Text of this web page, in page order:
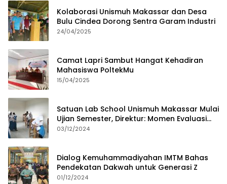
Kolaborasi Unismuh Makassar dan Desa
Bulu Cindea Dorong Sentra Garam Industri
24/04/2025
Camat Lapri Sambut Hangat Kehadiran
Mahasiswa PoltekMu
15/04/2025
Satuan Lab School Unismuh Makassar Mulai
Ujian Semester, Direktur: Momen Evaluasi
Proses Pembelajaran
03/12/2024
Dialog Kemuhammadiyahan IMTM Bahas
Pendekatan Dakwah untuk Generasi Z
01/12/2024